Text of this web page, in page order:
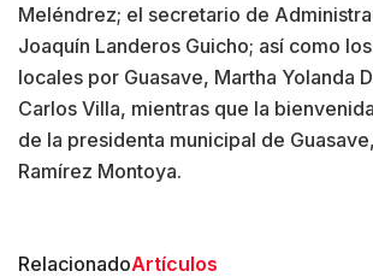
Meléndrez; el secretario de
Joaquín Landeros Guicho; así como
locales por Guasave, Martha Yolanda
Carlos Villa, mientras que la
de la presidenta municipal de
Ramírez Montoya.
RelacionadoArtículos